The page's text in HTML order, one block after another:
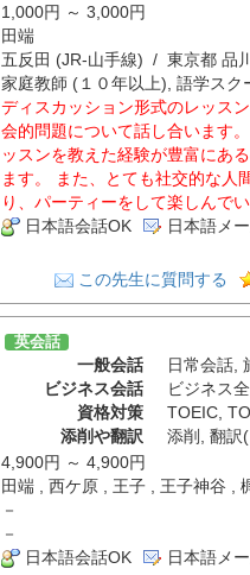
1,000円 ～ 3,000円
田端
五反田 (JR-山手線) / 東京都 品
家庭教師 (１０年以上), 語学ス
ディスカッション形式のレッス
会的問題について話し合います
ッスンを教えた経験が豊富にあ
ます。 また、とても社交的な人
り、パーティーをして楽しんで
日本語会話OK
日本語メ
この先生に質問する
英会話
一般会話 日常会話,
ビジネス会話
ビジネス
資格対策
TOEIC,
添削や翻訳
添削 翻訳
4,900円 ～ 4,900円
田端 , 西ケ原 , 王子 , 王子神谷 ,
－
－
日本語会話OK 日本語メ